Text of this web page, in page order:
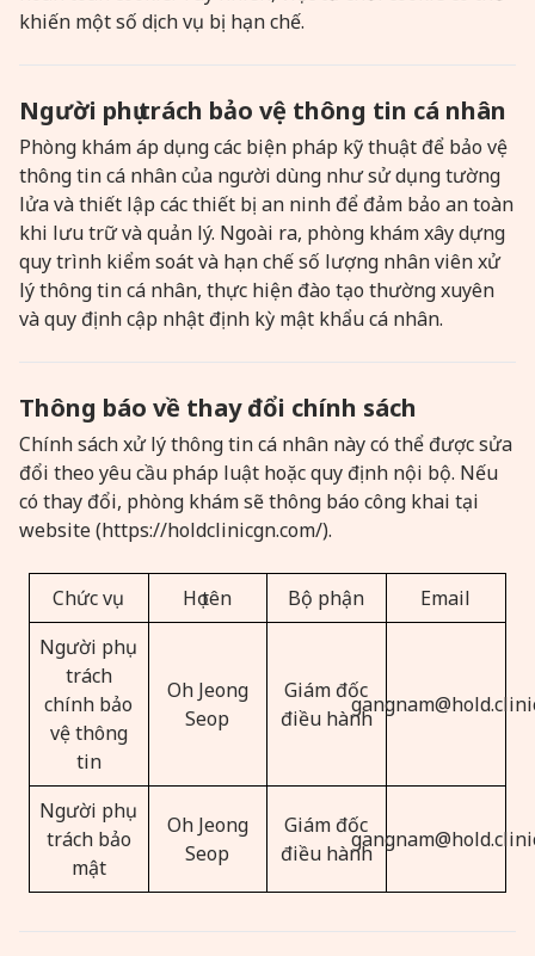
khiến một số dịch vụ bị hạn chế.
Người phụ trách bảo vệ thông tin cá nhân
Phòng khám áp dụng các biện pháp kỹ thuật để bảo vệ
thông tin cá nhân của người dùng như sử dụng tường
lửa và thiết lập các thiết bị an ninh để đảm bảo an toàn
khi lưu trữ và quản lý. Ngoài ra, phòng khám xây dựng
quy trình kiểm soát và hạn chế số lượng nhân viên xử
lý thông tin cá nhân, thực hiện đào tạo thường xuyên
và quy định cập nhật định kỳ mật khẩu cá nhân.
Thông báo về thay đổi chính sách
Chính sách xử lý thông tin cá nhân này có thể được sửa
đổi theo yêu cầu pháp luật hoặc quy định nội bộ. Nếu
có thay đổi, phòng khám sẽ thông báo công khai tại
website (https://holdclinicgn.com/).
Chức vụ Họ tên Bộ phận
Email
Người phụ
trách
chính bảo
vệ thông
tin
Oh Jeong
Seop
Giám đốc
điều hành
Người phụ
trách bảo
mật
Oh Jeong
Seop
Giám đốc
điều hành